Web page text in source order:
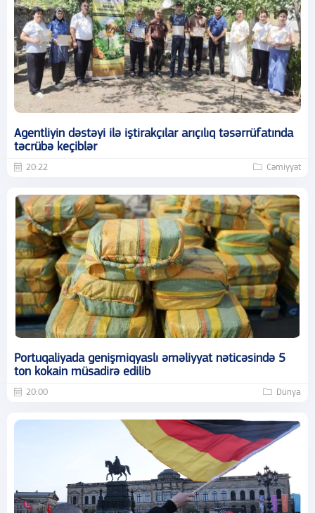
Agentliyin dəstəyi ilə iştirakçılar arıçılıq təsərrüfatında
təcrübə keçiblər
20:22 Cəmiyyət
Portuqaliyada genişmiqyaslı əməliyyat nəticəsində 5
ton kokain müsadirə edilib
20:00 Dünya